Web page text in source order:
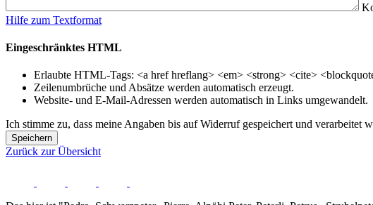
Hilfe zum Textformat
Eingeschränktes HTML
Erlaubte HTML-Tags: <a href hreflang> <em> <strong> <cite>
Zeilenumbrüche und Absätze werden automatisch erzeugt.
Website- und E-Mail-Adressen werden automatisch in Links umgewandelt.
Ich stimme zu, dass meine Angaben bis auf Widerruf gespeichert und verarbeitet
Speichern
Zurück zur Übersicht